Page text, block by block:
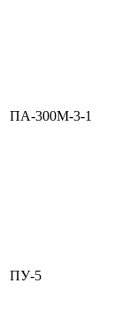
ПА-300М-3-1
ПУ-5